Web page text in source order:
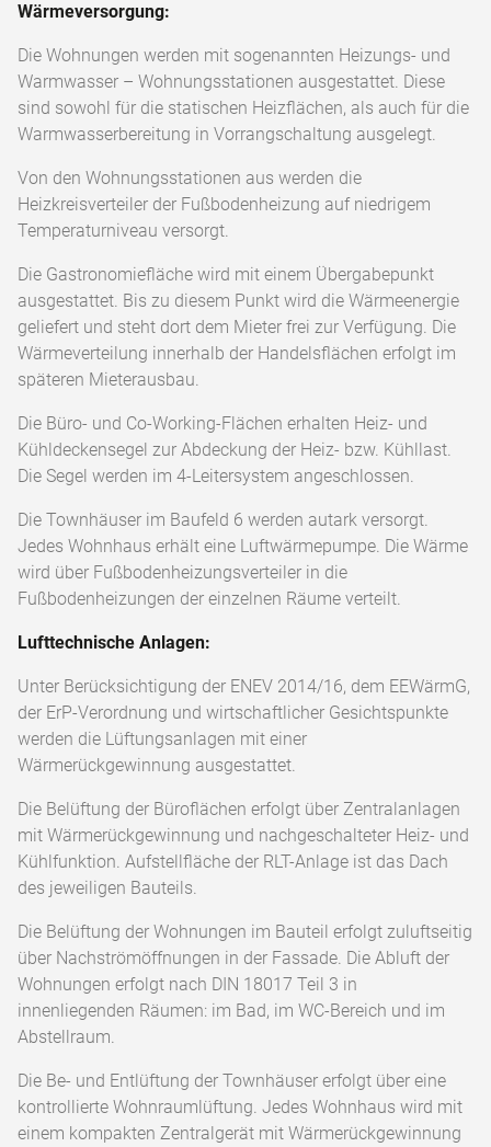
Wärmeversorgung:
Die Wohnungen werden mit sogenannten Heizungs- und
Warmwasser – Wohnungsstationen ausgestattet. Diese
sind sowohl für die statischen Heizflächen, als auch für die
Warmwasserbereitung in Vorrangschaltung ausgelegt.
Von den Wohnungsstationen aus werden die
Heizkreisverteiler der Fußbodenheizung auf niedrigem
Temperaturniveau versorgt.
Die Gastronomiefläche wird mit einem Übergabepunkt
ausgestattet. Bis zu diesem Punkt wird die Wärmeenergie
geliefert und steht dort dem Mieter frei zur Verfügung. Die
Wärmeverteilung innerhalb der Handelsflächen erfolgt im
späteren Mieterausbau.
Die Büro- und Co-Working-Flächen erhalten Heiz- und
Kühldeckensegel zur Abdeckung der Heiz- bzw. Kühllast.
Die Segel werden im 4-Leitersystem angeschlossen.
Die Townhäuser im Baufeld 6 werden autark versorgt.
Jedes Wohnhaus erhält eine Luftwärmepumpe. Die Wärme
wird über Fußbodenheizungsverteiler in die
Fußbodenheizungen der einzelnen Räume verteilt.
Lufttechnische Anlagen:
Unter Berücksichtigung der ENEV 2014/16, dem EEWärmG,
der ErP-Verordnung und wirtschaftlicher Gesichtspunkte
werden die Lüftungsanlagen mit einer
Wärmerückgewinnung ausgestattet.
Die Belüftung der Büroflächen erfolgt über Zentralanlagen
mit Wärmerückgewinnung und nachgeschalteter Heiz- und
Kühlfunktion. Aufstellfläche der RLT-Anlage ist das Dach
des jeweiligen Bauteils.
Die Belüftung der Wohnungen im Bauteil erfolgt zuluftseitig
über Nachströmöffnungen in der Fassade. Die Abluft der
Wohnungen erfolgt nach DIN 18017 Teil 3 in
innenliegenden Räumen: im Bad, im WC-Bereich und im
Abstellraum.
Die Be- und Entlüftung der Townhäuser erfolgt über eine
kontrollierte Wohnraumlüftung. Jedes Wohnhaus wird mit
einem kompakten Zentralgerät mit Wärmerückgewinnung